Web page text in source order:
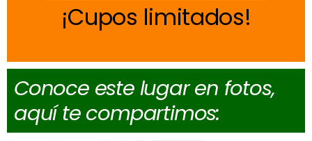
Cupos limitados
Conoce este lugar en fotos,
aquí te compartimos: